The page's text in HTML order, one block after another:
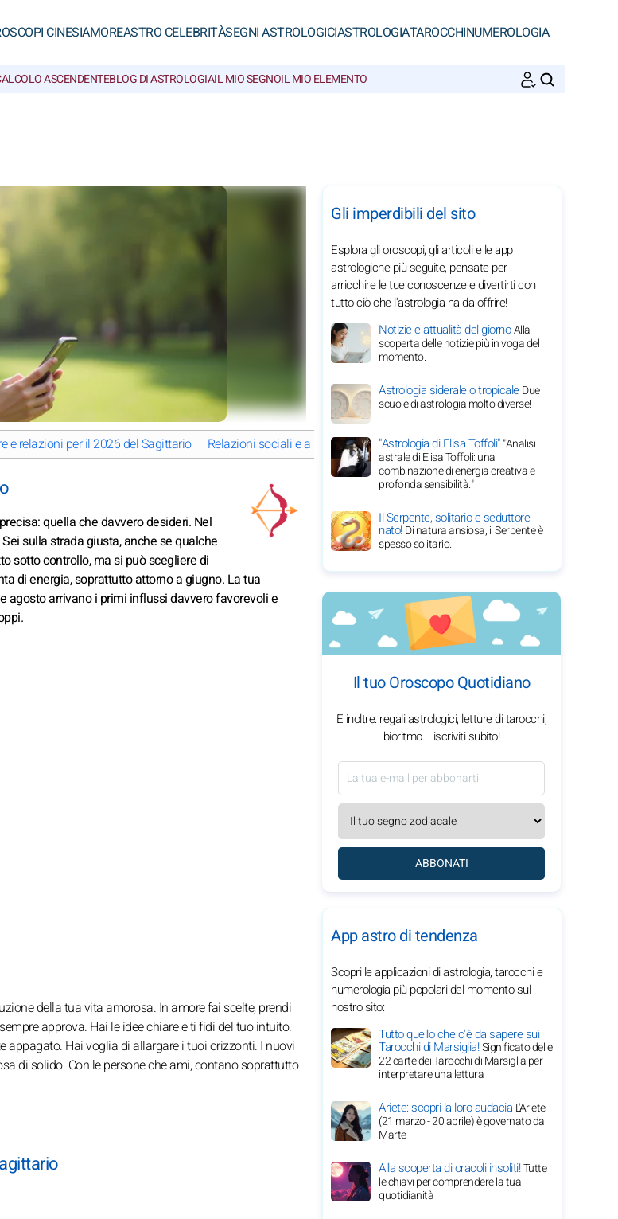
CINESIAMOREASTRO CELEBRITÀSEGNI ASTROLOGICIASTROLOGIATAROCCHINUMEROLOGIA
ASCENDENTEBLOG DI ASTROLOGIAIL MIO SEGNOIL MIO ELEMENTO
e relazioni per il 2026 del Sagittario Relazioni sociali e amicizia per il 2026 del Sagittario Benessere per il 2026
quella che davvero desideri. Nel
sulla strada giusta, anche se qualche
sotto controllo, ma si può scegliere di
di energia, soprattutto attorno a giugno. La tua
agosto arrivano i primi influssi davvero favorevoli e
della tua vita amorosa. In amore fai scelte, prendi
approva. Hai le idee chiare e ti fidi del tuo intuito.
appagato. Hai voglia di allargare i tuoi orizzonti. I nuovi
di solido. Con le persone che ami, contano soprattutto
Gli imperdibili del sito
Esplora gli oroscopi, gli articoli e le app
astrologiche più seguite, pensate per
arricchire le tue conoscenze e divertirti con
tutto ciò che l'astrologia ha da offrire!
Notizie e attualità del giornoAlla
scoperta delle notizie più in voga del
momento.
Astrologia siderale o tropicaleDue
scuole di astrologia molto diverse!
"Astrologia di Elisa Toffoli""Analisi
astrale di Elisa Toffoli: una
combinazione di energia creativa e
profonda sensibilità."
Il Serpente, solitario e seduttore
nato!Di natura ansiosa, il Serpente è
spesso solitario.
Il tuo Oroscopo Quotidiano
E inoltre: regali astrologici, letture di tarocchi,
bioritmo... iscriviti subito!
ABBONATI
App astro di tendenza
Scopri le applicazioni di astrologia, tarocchi e
numerologia più popolari del momento sul
nostro sito:
Tutto quello che c'è da sapere sui
Tarocchi di Marsiglia!Significato delle
22 carte dei Tarocchi di Marsiglia per
interpretare una lettura
Ariete: scopri la loro audacia L'Ariete
(21 marzo - 20 aprile) è governato da
Marte
Alla scoperta di oracoli insoliti!Tutte
le chiavi per comprendere la tua
quotidianità